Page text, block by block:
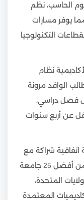
الحاسب، نظم
مما يوفر مسارات
التكنولوجيا
نظام
الوافد مرونة
كل فصل دراسي،
عن أربع سنوات
اتفاقية شراكة مع
جامعة سينسيناتي الأمريكية، وهي من أفضل 25 جامعة
المتحدة،
المعتمدة